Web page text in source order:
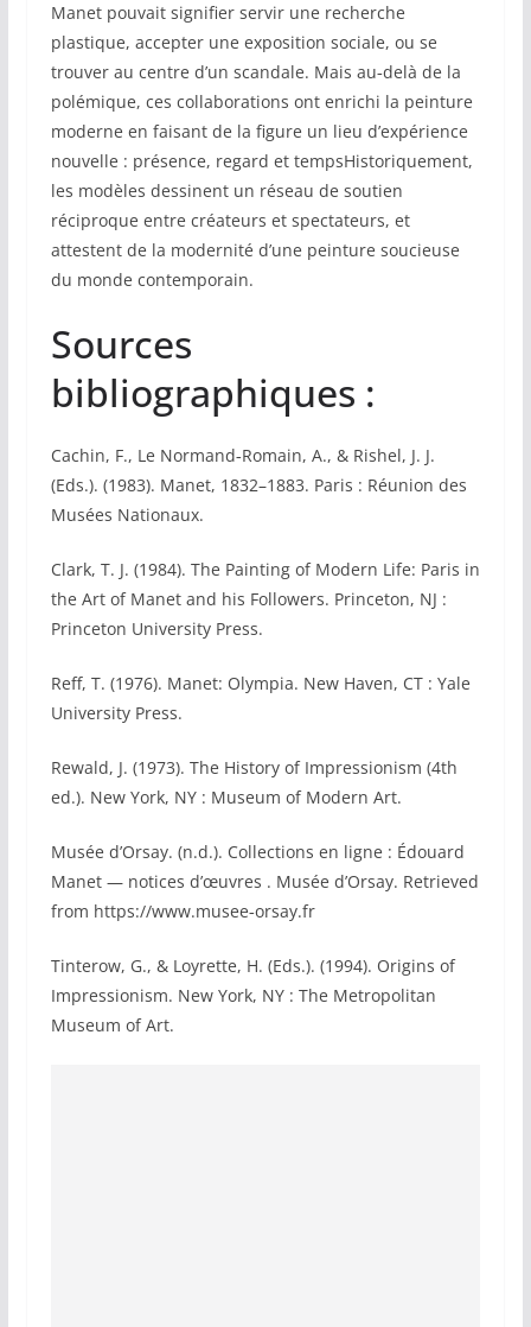
Manet pouvait signifier servir une recherche
plastique, accepter une exposition sociale, ou se
trouver au centre d’un scandale. Mais au‑delà de la
polémique, ces collaborations ont enrichi la peinture
moderne en faisant de la figure un lieu d’expérience
nouvelle : présence, regard et tempsHistoriquement,
les modèles dessinent un réseau de soutien
réciproque entre créateurs et spectateurs, et
attestent de la modernité d’une peinture soucieuse
du monde contemporain.
Sources
bibliographiques :
Cachin, F., Le Normand‑Romain, A., & Rishel, J. J.
(Eds.). (1983). Manet, 1832–1883. Paris : Réunion des
Musées Nationaux.
Clark, T. J. (1984). The Painting of Modern Life: Paris in
the Art of Manet and his Followers. Princeton, NJ :
Princeton University Press.
Reff, T. (1976). Manet: Olympia. New Haven, CT : Yale
University Press.
Rewald, J. (1973). The History of Impressionism (4th
ed.). New York, NY : Museum of Modern Art.
Musée d’Orsay. (n.d.). Collections en ligne : Édouard
Manet — notices d’œuvres . Musée d’Orsay. Retrieved
from https://www.musee‑orsay.fr
Tinterow, G., & Loyrette, H. (Eds.). (1994). Origins of
Impressionism. New York, NY : The Metropolitan
Museum of Art.